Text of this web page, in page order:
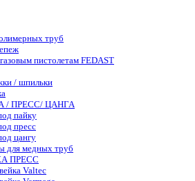
труб
пистолетам FEDAST
/ шпильки
/ ПРЕСС/ ЦАНГА
пайку
пресс
цангу
для медных труб
ПРЕСС
Valtec